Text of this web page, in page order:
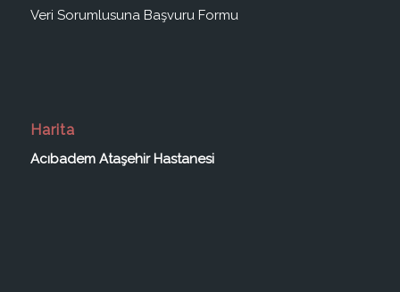
Veri Sorumlusuna Başvuru Formu
Harita
Acıbadem Ataşehir Hastanesi